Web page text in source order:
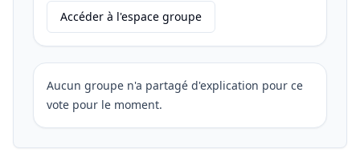
Accéder à l'espace groupe
Aucun groupe n'a partagé d'explication pour ce
vote pour le moment.